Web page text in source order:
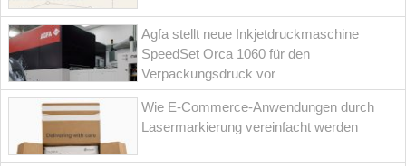
Agfa stellt neue Inkjetdruckmaschine
SpeedSet Orca 1060 für den
Verpackungsdruck vor
Wie E-Commerce-Anwendungen durch
Lasermarkierung vereinfacht werden